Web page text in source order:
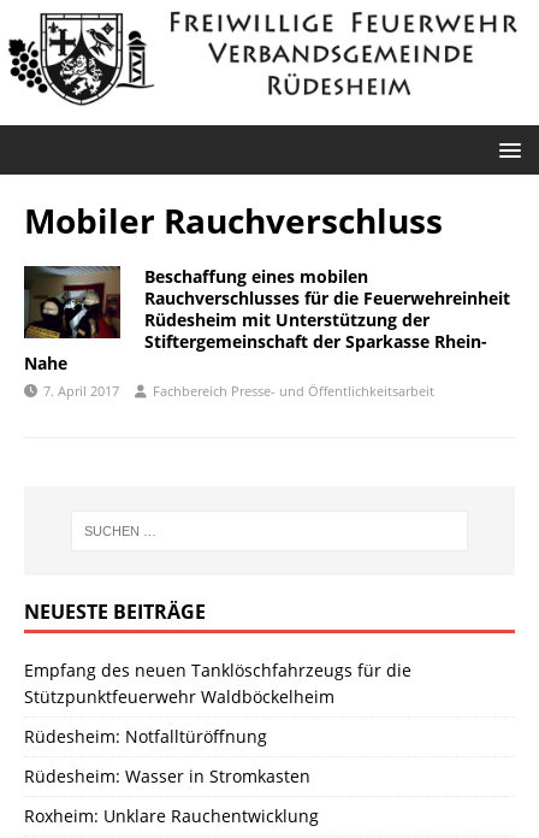
Mobiler Rauchverschluss
Beschaffung eines mobilen
Rauchverschlusses für die Feuerwehreinheit
Rüdesheim mit Unterstützung der
Stiftergemeinschaft der Sparkasse Rhein-
Nahe
7. April 2017 Fachbereich Presse- und Öffentlichkeitsarbeit
NEUESTE BEITRÄGE
Empfang des neuen Tanklöschfahrzeugs für die
Stützpunktfeuerwehr Waldböckelheim
Rüdesheim: Notfalltüröffnung
Rüdesheim: Wasser in Stromkasten
Roxheim: Unklare Rauchentwicklung